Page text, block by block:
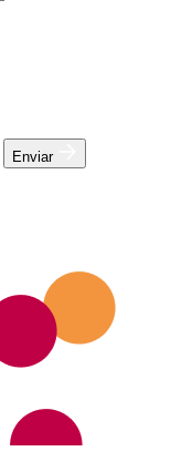
Enviar